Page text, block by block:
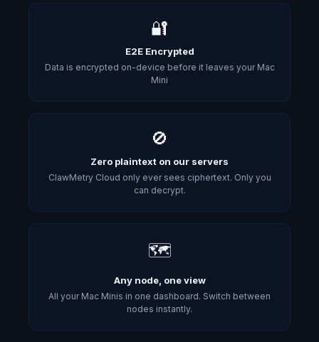
🔐
E2E Encrypted
Data is encrypted on-device before it leaves your Mac
Mini
🚫
Zero plaintext on our servers
ClawMetry Cloud only ever sees ciphertext. Only you
can decrypt.
🗺️
Any node, one view
All your Mac Minis in one dashboard. Switch between
nodes instantly.